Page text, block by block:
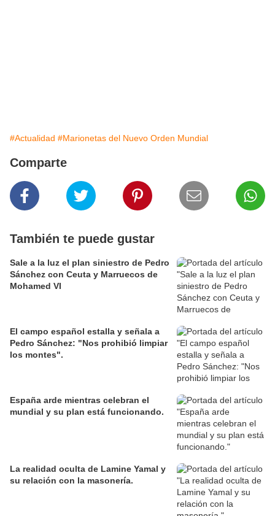
#Actualidad #Marionetas del Nuevo Orden Mundial
Comparte
También te puede gustar
Sale a la luz el plan siniestro de Pedro
Sánchez con Ceuta y Marruecos de
Mohamed VI
El campo español estalla y señala a
Pedro Sánchez: "Nos prohibió limpiar
los montes".
España arde mientras celebran el
mundial y su plan está funcionando.
La realidad oculta de Lamine Yamal y
su relación con la masonería.